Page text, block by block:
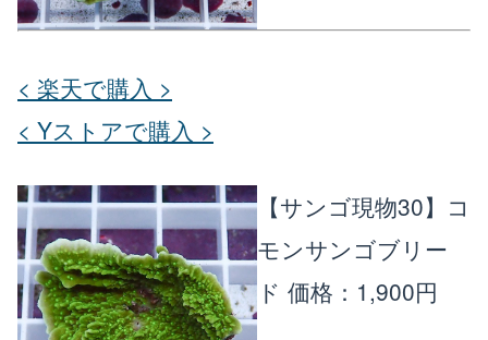
< 楽天で購入 >
< Yストアで購入 >
【サンゴ現物30】コ
モンサンゴブリー
ド 価格：1,900円